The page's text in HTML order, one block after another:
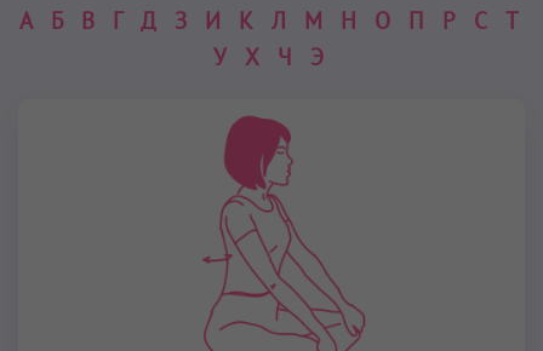
А Б В Г Д З И К Л М Н О П Р С Т
У Х Ч Э